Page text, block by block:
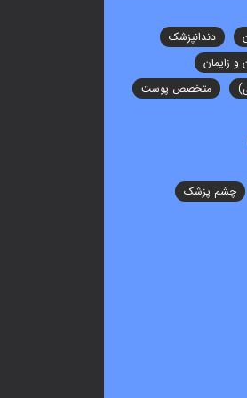
دندانپزشک
زایمان
متخصص پوست
چشم پزشک